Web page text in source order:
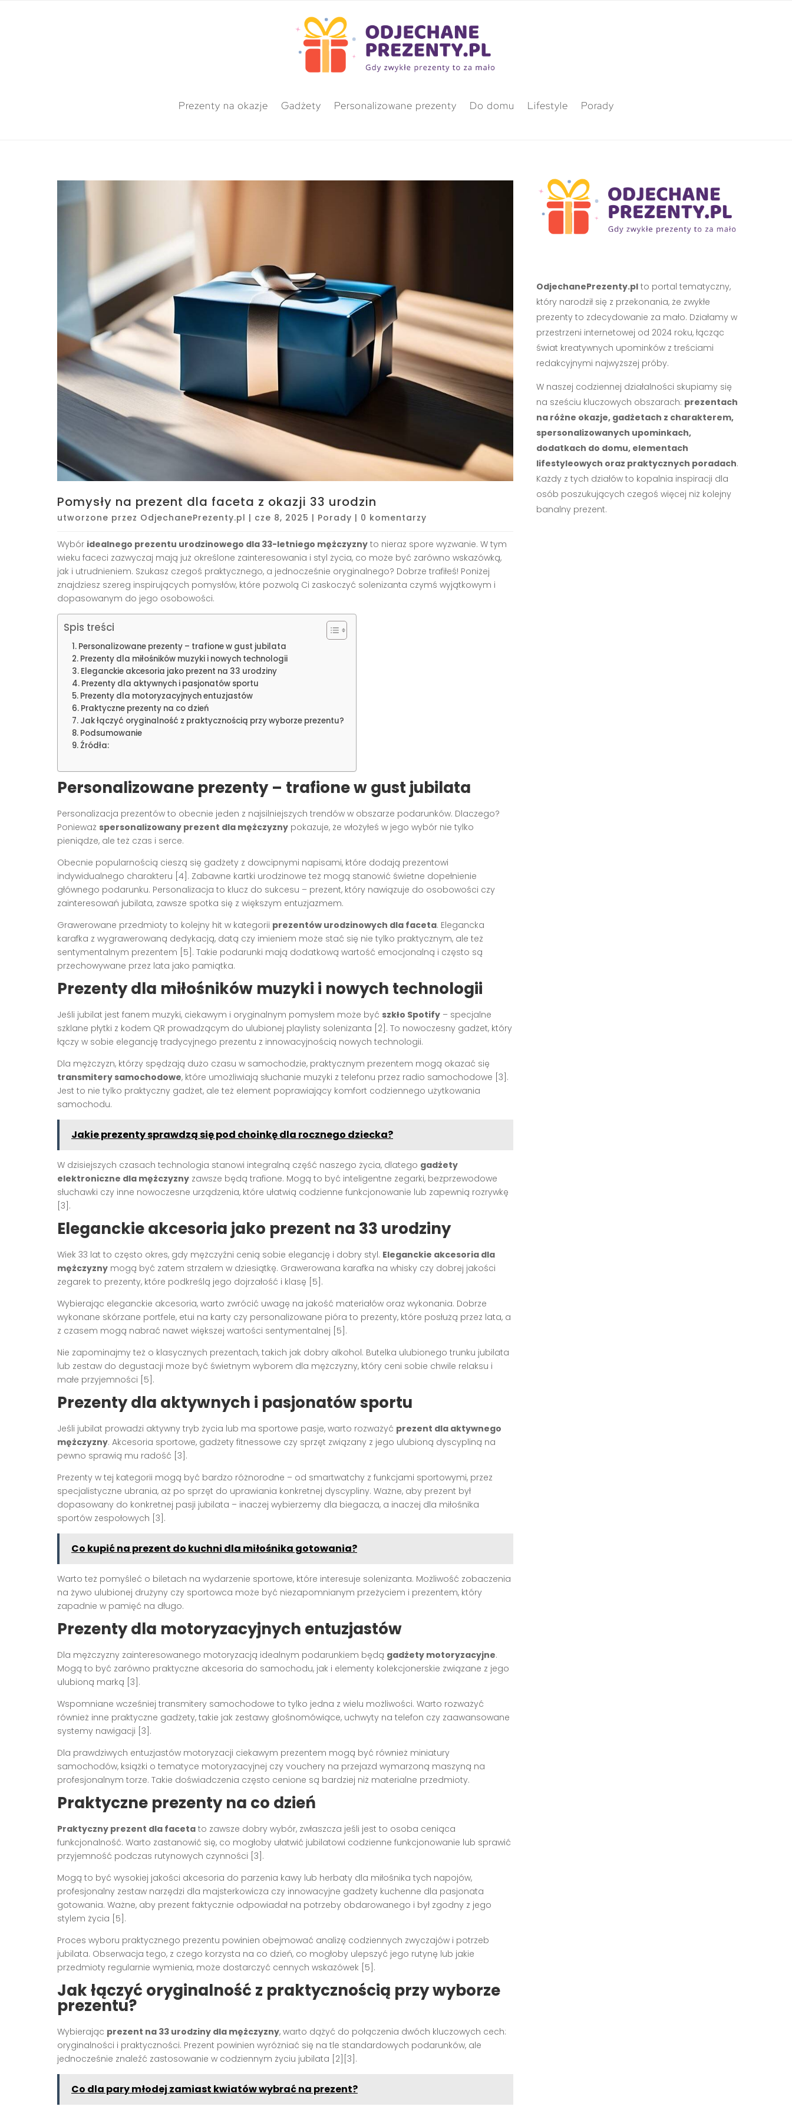
Prezenty na okazje Gadżety Personalizowane prezenty Do domu Lifestyle Porady
Pomysły na prezent dla faceta z okazji 33 urodzin
utworzone przez OdjechanePrezenty.pl | cze 8, 2025 | Porady | 0 komentarzy
Wybór idealnego prezentu urodzinowego dla 33-letniego mężczyzny to nieraz spore wyzwanie. W tym
wieku faceci zazwyczaj mają już określone zainteresowania i styl życia, co może być zarówno wskazówką,
jak i utrudnieniem. Szukasz czegoś praktycznego, a jednocześnie oryginalnego? Dobrze trafiłeś! Poniżej
znajdziesz szereg inspirujących pomysłów, które pozwolą Ci zaskoczyć solenizanta czymś wyjątkowym i
dopasowanym do jego osobowości.
Spis treści
Personalizowane prezenty – trafione w gust jubilata
Prezenty dla miłośników muzyki i nowych technologii
Eleganckie akcesoria jako prezent na 33 urodziny
Prezenty dla aktywnych i pasjonatów sportu
Prezenty dla motoryzacyjnych entuzjastów
Praktyczne prezenty na co dzień
Jak łączyć oryginalność z praktycznością przy wyborze prezentu?
Podsumowanie
Źródła:
Personalizowane prezenty – trafione w gust jubilata
Personalizacja prezentów to obecnie jeden z najsilniejszych trendów w obszarze podarunków. Dlaczego?
Ponieważ spersonalizowany prezent dla mężczyzny pokazuje, że włożyłeś w jego wybór nie tylko
pieniądze, ale też czas i serce.
Obecnie popularnością cieszą się gadżety z dowcipnymi napisami, które dodają prezentowi
indywidualnego charakteru [4]. Zabawne kartki urodzinowe też mogą stanowić świetne dopełnienie
głównego podarunku. Personalizacja to klucz do sukcesu – prezent, który nawiązuje do osobowości czy
zainteresowań jubilata, zawsze spotka się z większym entuzjazmem.
Grawerowane przedmioty to kolejny hit w kategorii prezentów urodzinowych dla faceta. Elegancka
karafka z wygrawerowaną dedykacją, datą czy imieniem może stać się nie tylko praktycznym, ale też
sentymentalnym prezentem [5]. Takie podarunki mają dodatkową wartość emocjonalną i często są
przechowywane przez lata jako pamiątka.
Prezenty dla miłośników muzyki i nowych technologii
Jeśli jubilat jest fanem muzyki, ciekawym i oryginalnym pomysłem może być szkło Spotify – specjalne
szklane płytki z kodem QR prowadzącym do ulubionej playlisty solenizanta [2]. To nowoczesny gadżet, który
łączy w sobie elegancję tradycyjnego prezentu z innowacyjnością nowych technologii.
Dla mężczyzn, którzy spędzają dużo czasu w samochodzie, praktycznym prezentem mogą okazać się
transmitery samochodowe, które umożliwiają słuchanie muzyki z telefonu przez radio samochodowe [3].
Jest to nie tylko praktyczny gadżet, ale też element poprawiający komfort codziennego użytkowania
samochodu.
Jakie prezenty sprawdzą się pod choinkę dla rocznego dziecka?
W dzisiejszych czasach technologia stanowi integralną część naszego życia, dlatego gadżety
elektroniczne dla mężczyzny zawsze będą trafione. Mogą to być inteligentne zegarki, bezprzewodowe
słuchawki czy inne nowoczesne urządzenia, które ułatwią codzienne funkcjonowanie lub zapewnią rozrywkę
[3].
Eleganckie akcesoria jako prezent na 33 urodziny
Wiek 33 lat to często okres, gdy mężczyźni cenią sobie elegancję i dobry styl. Eleganckie akcesoria dla
mężczyzny mogą być zatem strzałem w dziesiątkę. Grawerowana karafka na whisky czy dobrej jakości
zegarek to prezenty, które podkreślą jego dojrzałość i klasę [5].
Wybierając eleganckie akcesoria, warto zwrócić uwagę na jakość materiałów oraz wykonania. Dobrze
wykonane skórzane portfele, etui na karty czy personalizowane pióra to prezenty, które posłużą przez lata, a
z czasem mogą nabrać nawet większej wartości sentymentalnej [5].
Nie zapominajmy też o klasycznych prezentach, takich jak dobry alkohol. Butelka ulubionego trunku jubilata
lub zestaw do degustacji może być świetnym wyborem dla mężczyzny, który ceni sobie chwile relaksu i
małe przyjemności [5].
Prezenty dla aktywnych i pasjonatów sportu
Jeśli jubilat prowadzi aktywny tryb życia lub ma sportowe pasje, warto rozważyć prezent dla aktywnego
mężczyzny. Akcesoria sportowe, gadżety fitnessowe czy sprzęt związany z jego ulubioną dyscypliną na
pewno sprawią mu radość [3].
Prezenty w tej kategorii mogą być bardzo różnorodne – od smartwatchy z funkcjami sportowymi, przez
specjalistyczne ubrania, aż po sprzęt do uprawiania konkretnej dyscypliny. Ważne, aby prezent był
dopasowany do konkretnej pasji jubilata – inaczej wybierzemy dla biegacza, a inaczej dla miłośnika
sportów zespołowych [3].
Co kupić na prezent do kuchni dla miłośnika gotowania?
Warto też pomyśleć o biletach na wydarzenie sportowe, które interesuje solenizanta. Możliwość zobaczenia
na żywo ulubionej drużyny czy sportowca może być niezapomnianym przeżyciem i prezentem, który
zapadnie w pamięć na długo.
Prezenty dla motoryzacyjnych entuzjastów
Dla mężczyzny zainteresowanego motoryzacją idealnym podarunkiem będą gadżety motoryzacyjne.
Mogą to być zarówno praktyczne akcesoria do samochodu, jak i elementy kolekcjonerskie związane z jego
ulubioną marką [3].
Wspomniane wcześniej transmitery samochodowe to tylko jedna z wielu możliwości. Warto rozważyć
również inne praktyczne gadżety, takie jak zestawy głośnomówiące, uchwyty na telefon czy zaawansowane
systemy nawigacji [3].
Dla prawdziwych entuzjastów motoryzacji ciekawym prezentem mogą być również miniatury
samochodów, książki o tematyce motoryzacyjnej czy vouchery na przejazd wymarzoną maszyną na
profesjonalnym torze. Takie doświadczenia często cenione są bardziej niż materialne przedmioty.
Praktyczne prezenty na co dzień
Praktyczny prezent dla faceta to zawsze dobry wybór, zwłaszcza jeśli jest to osoba ceniąca
funkcjonalność. Warto zastanowić się, co mogłoby ułatwić jubilatowi codzienne funkcjonowanie lub sprawić
przyjemność podczas rutynowych czynności [3].
Mogą to być wysokiej jakości akcesoria do parzenia kawy lub herbaty dla miłośnika tych napojów,
profesjonalny zestaw narzędzi dla majsterkowicza czy innowacyjne gadżety kuchenne dla pasjonata
gotowania. Ważne, aby prezent faktycznie odpowiadał na potrzeby obdarowanego i był zgodny z jego
stylem życia [5].
Proces wyboru praktycznego prezentu powinien obejmować analizę codziennych zwyczajów i potrzeb
jubilata. Obserwacja tego, z czego korzysta na co dzień, co mogłoby ulepszyć jego rutynę lub jakie
przedmioty regularnie wymienia, może dostarczyć cennych wskazówek [5].
Jak łączyć oryginalność z praktycznością przy wyborze
prezentu?
Wybierając prezent na 33 urodziny dla mężczyzny, warto dążyć do połączenia dwóch kluczowych cech:
oryginalności i praktyczności. Prezent powinien wyróżniać się na tle standardowych podarunków, ale
jednocześnie znaleźć zastosowanie w codziennym życiu jubilata [2][3].
Co dla pary młodej zamiast kwiatów wybrać na prezent?
OdjechanePrezenty.plto portal tematyczny,
który narodził się z przekonania, że zwykłe
prezenty to zdecydowanie za mało. Działamy w
przestrzeni internetowej od 2024 roku, łącząc
świat kreatywnych upominków z treściami
redakcyjnymi najwyższej próby.
W naszej codziennej działalności skupiamy się
na sześciu kluczowych obszarach: prezentach
na różne okazje, gadżetach z charakterem,
spersonalizowanych upominkach,
dodatkach do domu, elementach
lifestyleowych oraz praktycznych poradach.
Każdy z tych działów to kopalnia inspiracji dla
osób poszukujących czegoś więcej niż kolejny
banalny prezent.